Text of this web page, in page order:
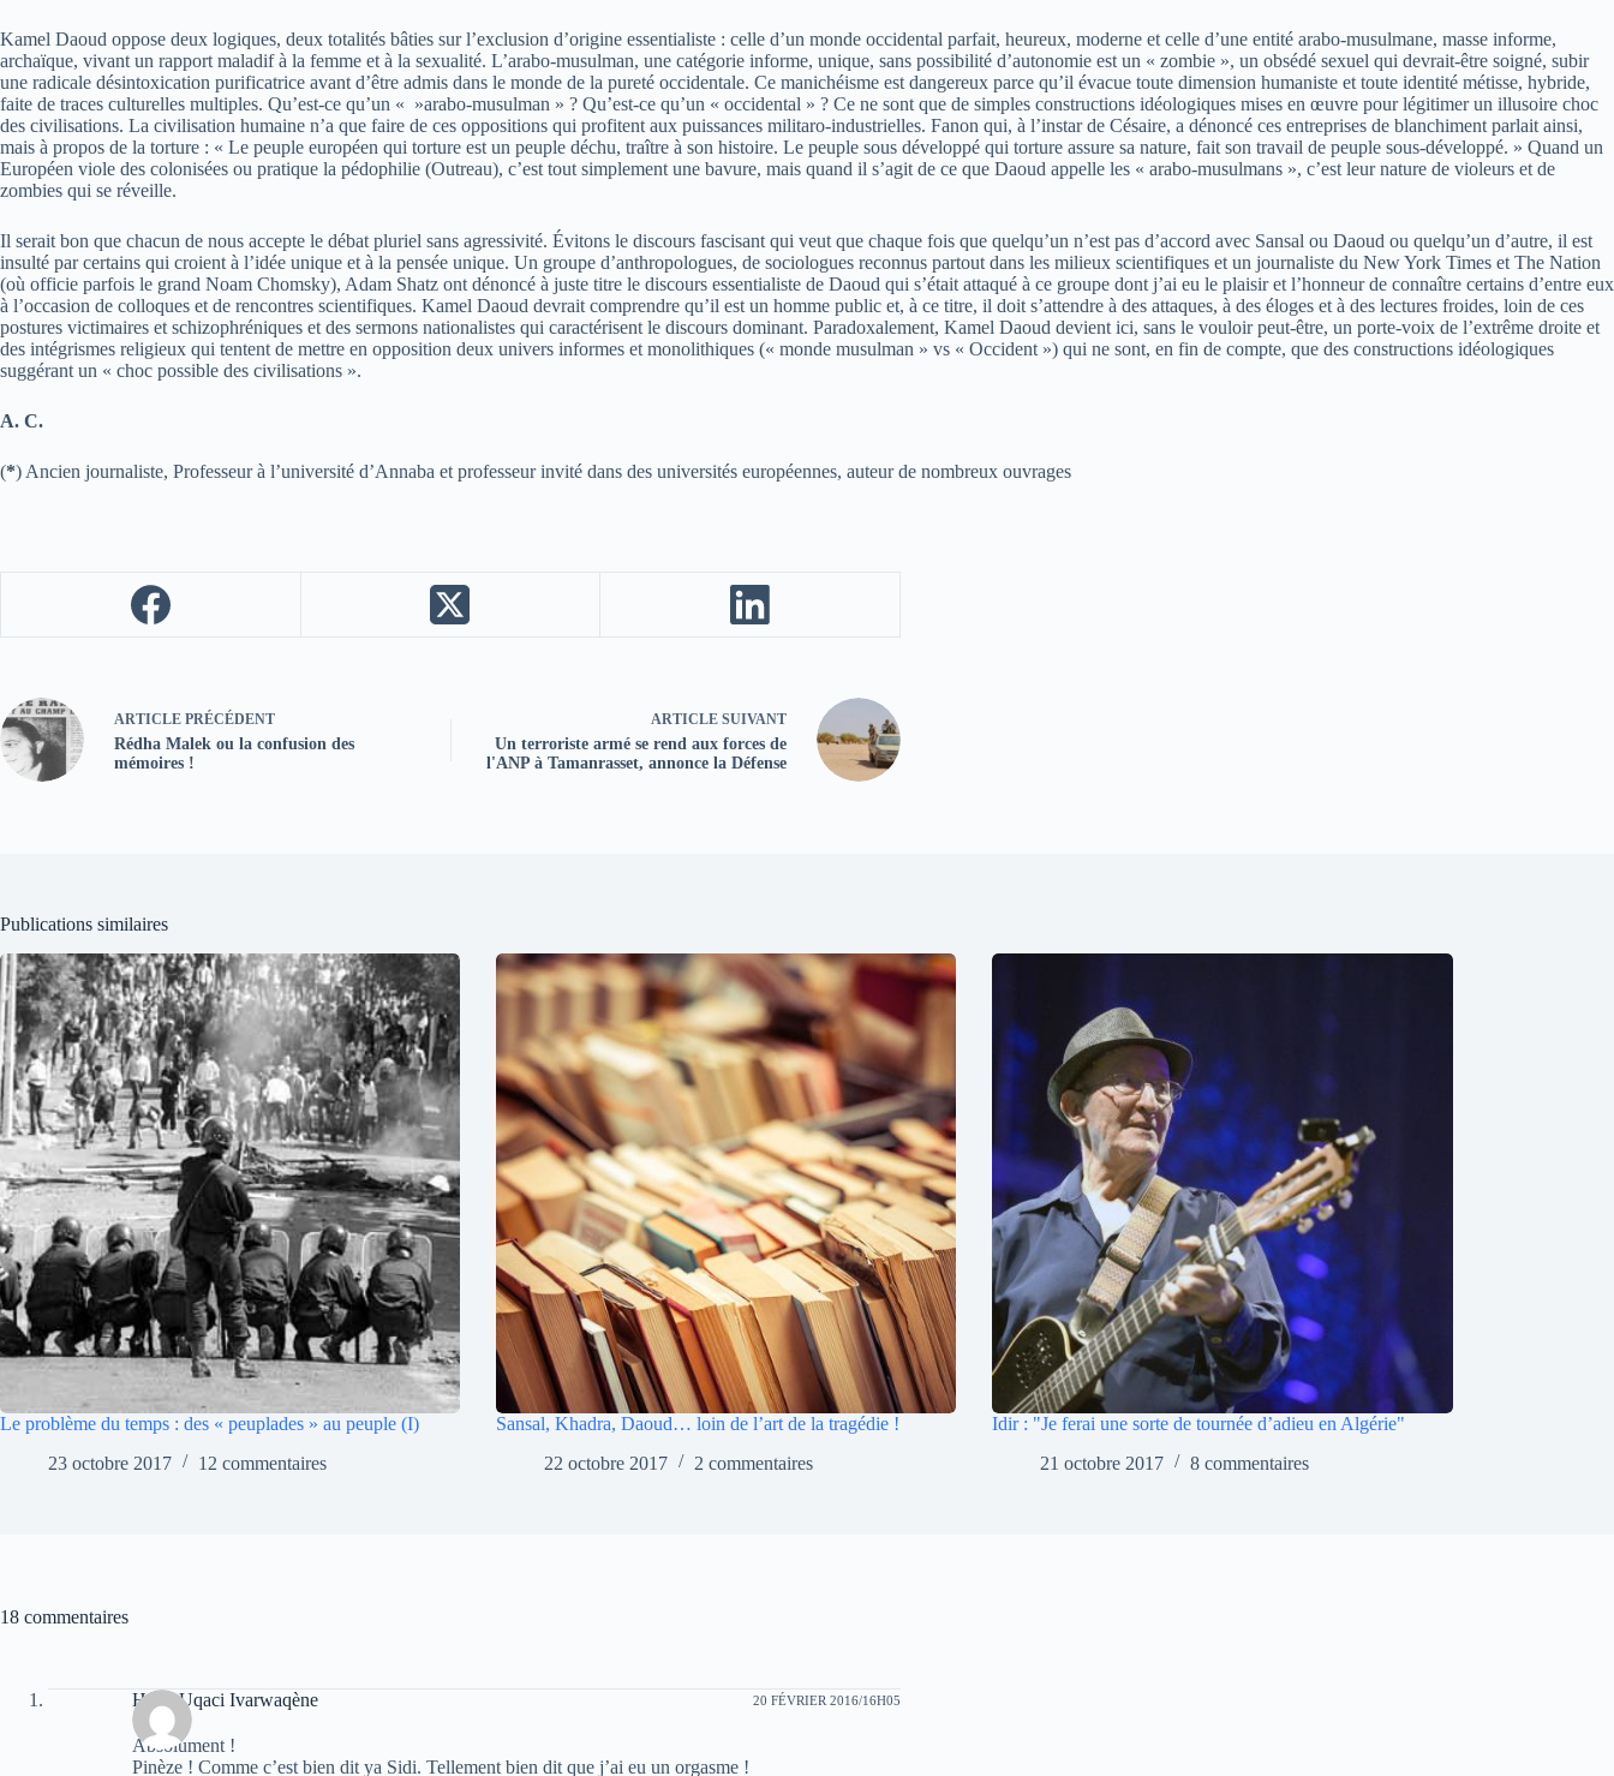
Kamel Daoud oppose deux logiques, deux totalités bâties sur l’exclusion d’origine essentialiste : celle d’un monde occidental parfait, heureux, moderne et celle d’une entité arabo-musulmane, masse informe,
archaïque, vivant un rapport maladif à la femme et à la sexualité. L’arabo-musulman, une catégorie informe, unique, sans possibilité d’autonomie est un « zombie », un obsédé sexuel qui devrait-être soigné, subir
une radicale désintoxication purificatrice avant d’être admis dans le monde de la pureté occidentale. Ce manichéisme est dangereux parce qu’il évacue toute dimension humaniste et toute identité métisse, hybride,
faite de traces culturelles multiples. Qu’est-ce qu’un « »arabo-musulman » ? Qu’est-ce qu’un « occidental » ? Ce ne sont que de simples constructions idéologiques mises en œuvre pour légitimer un illusoire choc
des civilisations. La civilisation humaine n’a que faire de ces oppositions qui profitent aux puissances militaro-industrielles. Fanon qui, à l’instar de Césaire, a dénoncé ces entreprises de blanchiment parlait ainsi,
mais à propos de la torture : « Le peuple européen qui torture est un peuple déchu, traître à son histoire. Le peuple sous développé qui torture assure sa nature, fait son travail de peuple sous-développé. » Quand un
Européen viole des colonisées ou pratique la pédophilie (Outreau), c’est tout simplement une bavure, mais quand il s’agit de ce que Daoud appelle les « arabo-musulmans », c’est leur nature de violeurs et de
zombies qui se réveille.
Il serait bon que chacun de nous accepte le débat pluriel sans agressivité. Évitons le discours fascisant qui veut que chaque fois que quelqu’un n’est pas d’accord avec Sansal ou Daoud ou quelqu’un d’autre, il est
insulté par certains qui croient à l’idée unique et à la pensée unique. Un groupe d’anthropologues, de sociologues reconnus partout dans les milieux scientifiques et un journaliste du New York Times et The Nation
(où officie parfois le grand Noam Chomsky), Adam Shatz ont dénoncé à juste titre le discours essentialiste de Daoud qui s’était attaqué à ce groupe dont j’ai eu le plaisir et l’honneur de connaître certains d’entre eux
à l’occasion de colloques et de rencontres scientifiques. Kamel Daoud devrait comprendre qu’il est un homme public et, à ce titre, il doit s’attendre à des attaques, à des éloges et à des lectures froides, loin de ces
postures victimaires et schizophréniques et des sermons nationalistes qui caractérisent le discours dominant. Paradoxalement, Kamel Daoud devient ici, sans le vouloir peut-être, un porte-voix de l’extrême droite et
des intégrismes religieux qui tentent de mettre en opposition deux univers informes et monolithiques (« monde musulman » vs « Occident ») qui ne sont, en fin de compte, que des constructions idéologiques
suggérant un « choc possible des civilisations ».
A. C.
(*) Ancien journaliste, Professeur à l’université d’Annaba et professeur invité dans des universités européennes, auteur de nombreux ouvrages
ARTICLE PRÉCÉDENT
Rédha Malek ou la confusion des
mémoires !
ARTICLE SUIVANT
Un terroriste armé se rend aux forces de
l'ANP à Tamanrasset, annonce la Défense
Publications similaires
Le problème du temps : des « peuplades » au peuple (I)
23 octobre 2017
12 commentaires
Sansal, Khadra, Daoud… loin de l’art de la tragédie !
22 octobre 2017
2 commentaires
Idir : "Je ferai une sorte de tournée d’adieu en Algérie"
21 octobre 2017
8 commentaires
18 commentaires
Hend Uqaci Ivarwaqène 20 FÉVRIER 2016/16H05
Absolument !
Pinèze ! Comme c’est bien dit ya Sidi. Tellement bien dit que j’ai eu un orgasme !